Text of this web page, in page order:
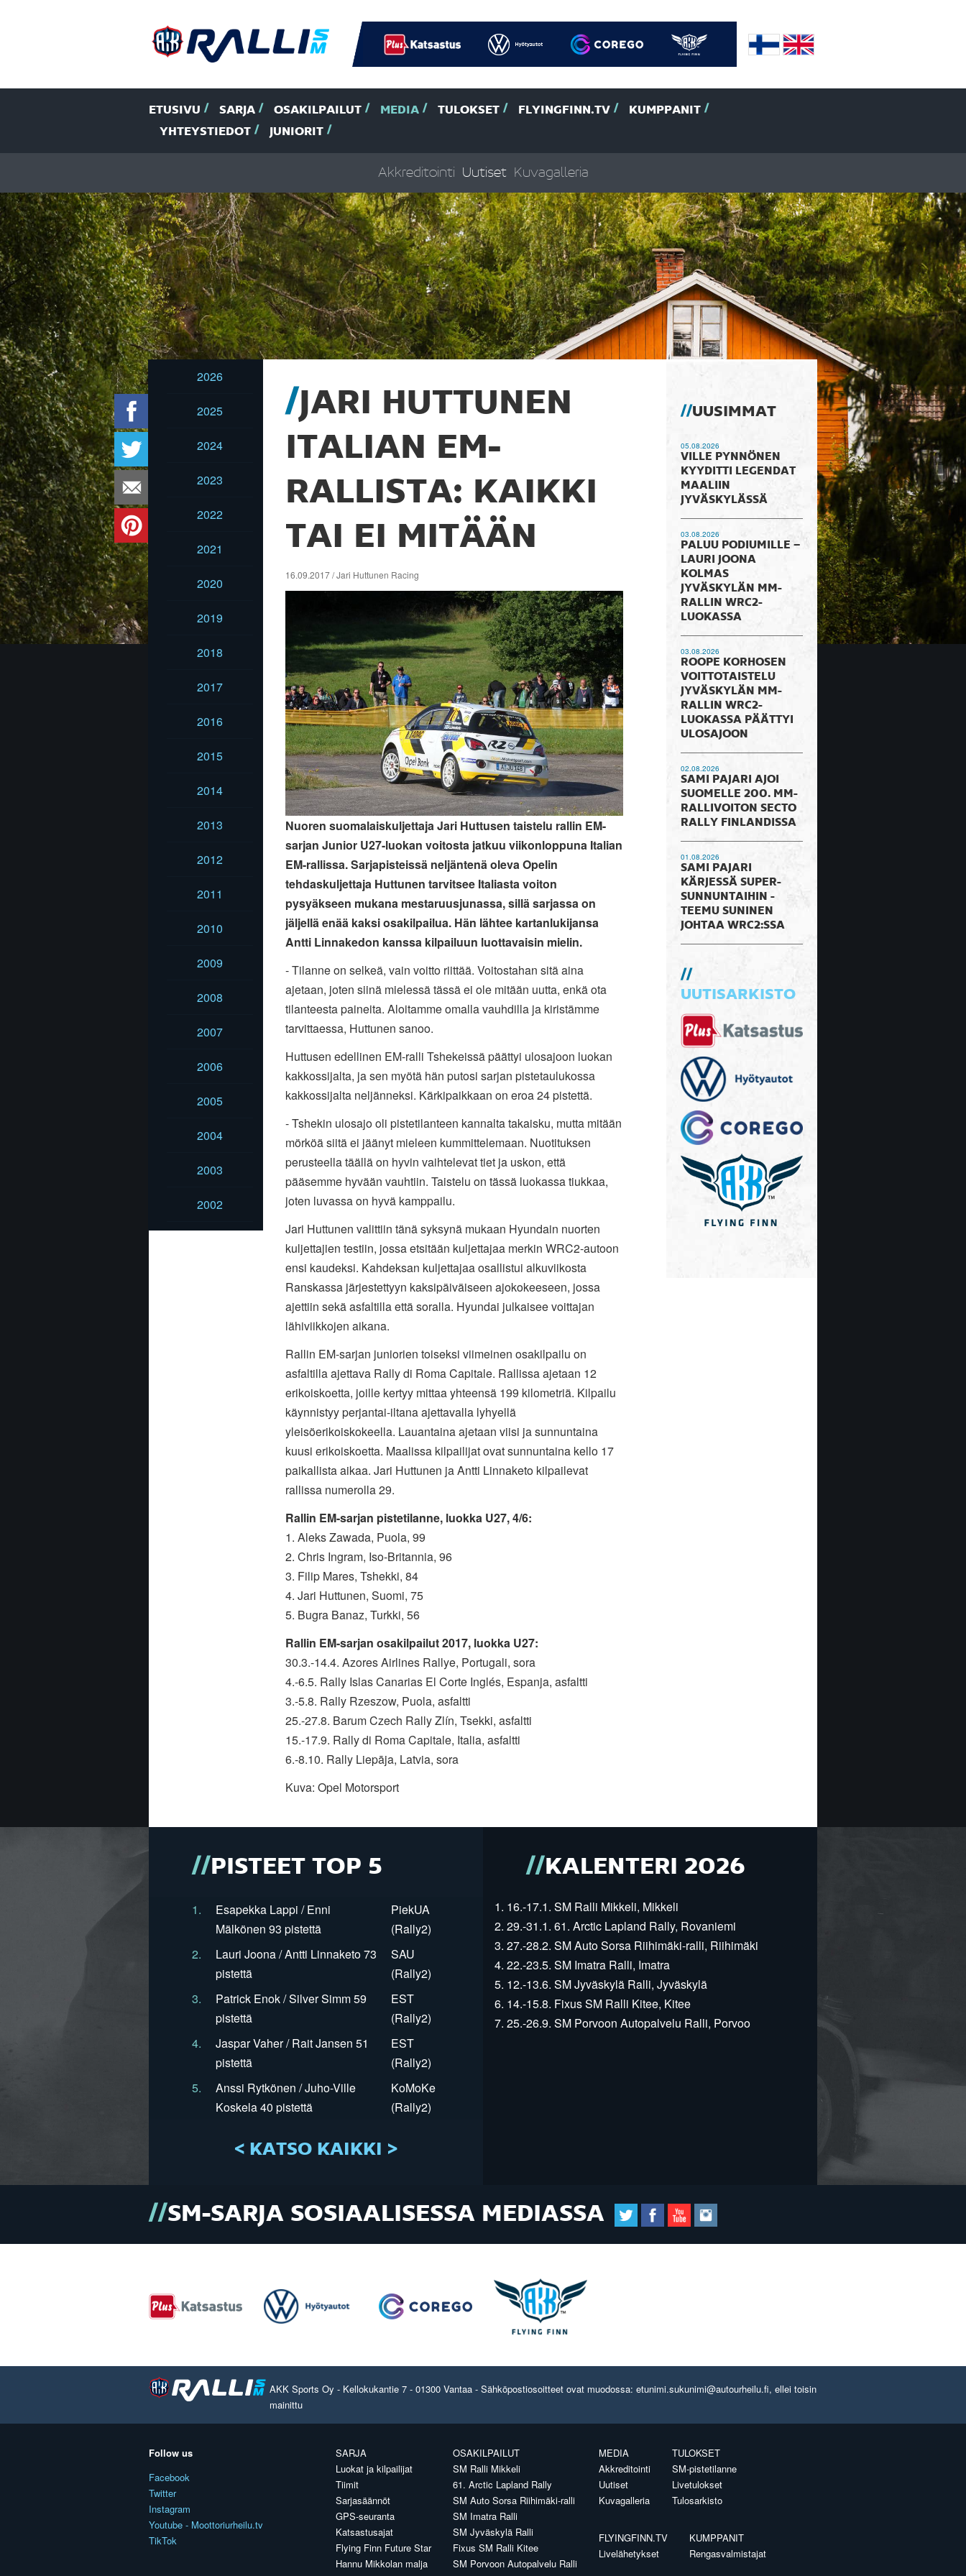
ETUSIVU SARJA OSAKILPAILUT MEDIA TULOKSET FLYINGFINN.TV
KUMPPANIT
YHTEYSTIEDOT
JUNIORIT
Akkreditointi Uutiset Kuvagalleria
2026
2025
2024
2023
2022
2021
2020
2019
2018
2017
2016
2015
2014
2013
2012
2011
2010
2009
2008
2007
2006
2005
2004
2003
2002
JARI HUTTUNEN
ITALIAN EM-
RALLISTA: KAIKKI
TAI EI MITÄÄN
16.09.2017 / Jari Huttunen Racing
Nuoren suomalaiskuljettaja Jari Huttusen taistelu rallin EM-
sarjan Junior U27-luokan voitosta jatkuu viikonloppuna Italian
EM-rallissa. Sarjapisteissä neljäntenä oleva Opelin
tehdaskuljettaja Huttunen tarvitsee Italiasta voiton
pysyäkseen mukana mestaruusjunassa, sillä sarjassa on
jäljellä enää kaksi osakilpailua. Hän lähtee kartanlukijansa
Antti Linnakedon kanssa kilpailuun luottavaisin mielin.
- Tilanne on selkeä, vain voitto riittää. Voitostahan sitä aina
ajetaan, joten siinä mielessä tässä ei ole mitään uutta, enkä ota
tilanteesta paineita. Aloitamme omalla vauhdilla ja kiristämme
tarvittaessa, Huttunen sanoo.
Huttusen edellinen EM-ralli Tshekeissä päättyi ulosajoon luokan
kakkossijalta, ja sen myötä hän putosi sarjan pistetaulukossa
kakkossijalta neljänneksi. Kärkipaikkaan on eroa 24 pistettä.
- Tshekin ulosajo oli pistetilanteen kannalta takaisku, mutta mitään
mörköä siitä ei jäänyt mieleen kummittelemaan. Nuotituksen
perusteella täällä on hyvin vaihtelevat tiet ja uskon, että
pääsemme hyvään vauhtiin. Taistelu on tässä luokassa tiukkaa,
joten luvassa on hyvä kamppailu.
Jari Huttunen valittiin tänä syksynä mukaan Hyundain nuorten
kuljettajien testiin, jossa etsitään kuljettajaa merkin WRC2-autoon
ensi kaudeksi. Kahdeksan kuljettajaa osallistui alkuviikosta
Ranskassa järjestettyyn kaksipäiväiseen ajokokeeseen, jossa
ajettiin sekä asfaltilla että soralla. Hyundai julkaisee voittajan
lähiviikkojen aikana.
Rallin EM-sarjan juniorien toiseksi viimeinen osakilpailu on
asfaltilla ajettava Rally di Roma Capitale. Rallissa ajetaan 12
erikoiskoetta, joille kertyy mittaa yhteensä 199 kilometriä. Kilpailu
käynnistyy perjantai-iltana ajettavalla lyhyellä
yleisöerikoiskokeella. Lauantaina ajetaan viisi ja sunnuntaina
kuusi erikoiskoetta. Maalissa kilpailijat ovat sunnuntaina kello 17
paikallista aikaa. Jari Huttunen ja Antti Linnaketo kilpailevat
rallissa numerolla 29.
Rallin EM-sarjan pistetilanne, luokka U27, 4/6:
1. Aleks Zawada, Puola, 99
2. Chris Ingram, Iso-Britannia, 96
3. Filip Mares, Tshekki, 84
4. Jari Huttunen, Suomi, 75
5. Bugra Banaz, Turkki, 56
Rallin EM-sarjan osakilpailut 2017, luokka U27:
30.3.-14.4. Azores Airlines Rallye, Portugali, sora
4.-6.5. Rally Islas Canarias El Corte Inglés, Espanja, asfaltti
3.-5.8. Rally Rzeszow, Puola, asfaltti
25.-27.8. Barum Czech Rally Zlín, Tsekki, asfaltti
15.-17.9. Rally di Roma Capitale, Italia, asfaltti
6.-8.10. Rally Liepāja, Latvia, sora
Kuva: Opel Motorsport
UUSIMMAT
05.08.2026
VILLE PYNNÖNEN
KYYDITTI LEGENDAT
MAALIIN
JYVÄSKYLÄSSÄ
03.08.2026
PALUU PODIUMILLE –
LAURI JOONA
KOLMAS
JYVÄSKYLÄN MM-
RALLIN WRC2-
LUOKASSA
03.08.2026
ROOPE KORHOSEN
VOITTOTAISTELU
JYVÄSKYLÄN MM-
RALLIN WRC2-
LUOKASSA PÄÄTTYI
ULOSAJOON
02.08.2026
SAMI PAJARI AJOI
SUOMELLE 200. MM-
RALLIVOITON SECTO
RALLY FINLANDISSA
01.08.2026
SAMI PAJARI
KÄRJESSÄ SUPER-
SUNNUNTAIHIN -
TEEMU SUNINEN
JOHTAA WRC2:SSA
UUTISARKISTO
PISTEET TOP 5
1.
Esapekka Lappi / Enni
Mälkönen 93 pistettä
PiekUA
(Rally2)
2.
Lauri Joona / Antti Linnaketo 73
pistettä
SAU
(Rally2)
3.
Patrick Enok / Silver Simm 59
pistettä
EST
(Rally2)
4.
Jaspar Vaher / Rait Jansen 51
pistettä
EST
(Rally2)
5.
Anssi Rytkönen / Juho-Ville
Koskela 40 pistettä
KoMoKe
(Rally2)
< KATSO KAIKKI >
KALENTERI 2026
1. 16.-17.1. SM Ralli Mikkeli, Mikkeli
2. 29.-31.1. 61. Arctic Lapland Rally, Rovaniemi
3. 27.-28.2. SM Auto Sorsa Riihimäki-ralli, Riihimäki
4. 22.-23.5. SM Imatra Ralli, Imatra
5. 12.-13.6. SM Jyväskylä Ralli, Jyväskylä
6. 14.-15.8. Fixus SM Ralli Kitee, Kitee
7. 25.-26.9. SM Porvoon Autopalvelu Ralli, Porvoo
SM-SARJA SOSIAALISESSA MEDIASSA
AKK Sports Oy - Kellokukantie 7 - 01300 Vantaa - Sähköpostiosoitteet ovat muodossa: etunimi.sukunimi@autourheilu.fi, ellei toisin
mainittu
Follow us
Facebook
Twitter
Instagram
Youtube - Moottoriurheilu.tv
TikTok
SARJA
Luokat ja kilpailijat
Tiimit
Sarjasäännöt
GPS-seuranta
Katsastusajat
Flying Finn Future Star
Hannu Mikkolan malja
OSAKILPAILUT
SM Ralli Mikkeli
61. Arctic Lapland Rally
SM Auto Sorsa Riihimäki-ralli
SM Imatra Ralli
SM Jyväskylä Ralli
Fixus SM Ralli Kitee
SM Porvoon Autopalvelu Ralli
MEDIA
Akkreditointi
Uutiset
Kuvagalleria
TULOKSET
SM-pistetilanne
Livetulokset
Tulosarkisto
FLYINGFINN.TV
Livelähetykset
KUMPPANIT
Rengasvalmistajat